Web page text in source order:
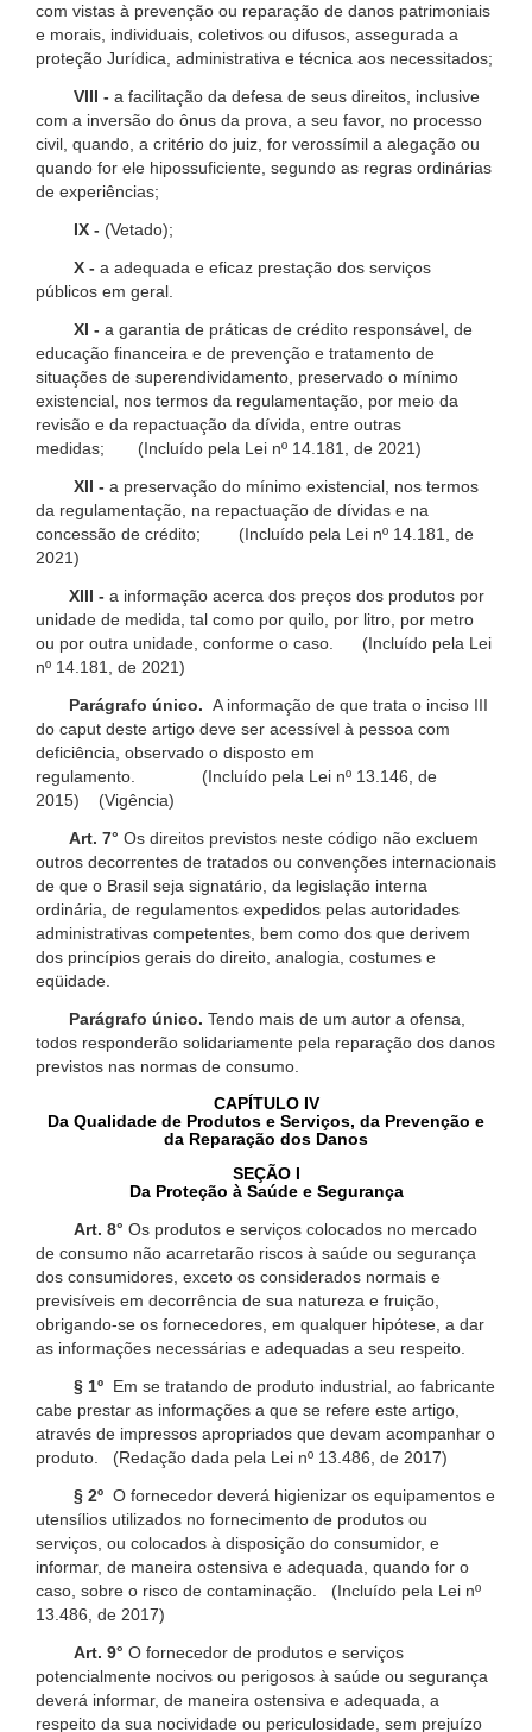
com vistas à prevenção ou reparação de danos patrimoniais
e morais, individuais, coletivos ou difusos, assegurada a
proteção Jurídica, administrativa e técnica aos necessitados;
VIII - a facilitação da defesa de seus direitos, inclusive
com a inversão do ônus da prova, a seu favor, no processo
civil, quando, a critério do juiz, for verossímil a alegação ou
quando for ele hipossuficiente, segundo as regras ordinárias
de experiências;
IX - (Vetado);
X - a adequada e eficaz prestação dos serviços
públicos em geral.
XI - a garantia de práticas de crédito responsável, de
educação financeira e de prevenção e tratamento de
situações de superendividamento, preservado o mínimo
existencial, nos termos da regulamentação, por meio da
revisão e da repactuação da dívida, entre outras
medidas; (Incluído pela Lei nº 14.181, de 2021)
XII - a preservação do mínimo existencial, nos termos
da regulamentação, na repactuação de dívidas e na
concessão de crédito; (Incluído pela Lei nº 14.181, de
2021)
XIII - a informação acerca dos preços dos produtos por
unidade de medida, tal como por quilo, por litro, por metro
ou por outra unidade, conforme o caso. (Incluído pela Lei
nº 14.181, de 2021)
Parágrafo único. A informação de que trata o inciso III
do caput deste artigo deve ser acessível à pessoa com
deficiência, observado o disposto em
regulamento. (Incluído pela Lei nº 13.146, de
2015) (Vigência)
Art. 7° Os direitos previstos neste código não excluem
outros decorrentes de tratados ou convenções internacionais
de que o Brasil seja signatário, da legislação interna
ordinária, de regulamentos expedidos pelas autoridades
administrativas competentes, bem como dos que derivem
dos princípios gerais do direito, analogia, costumes e
eqüidade.
Parágrafo único. Tendo mais de um autor a ofensa,
todos responderão solidariamente pela reparação dos danos
previstos nas normas de consumo.
CAPÍTULO IV
Da Qualidade de Produtos e Serviços, da Prevenção e
da Reparação dos Danos
SEÇÃO I
Da Proteção à Saúde e Segurança
Art. 8° Os produtos e serviços colocados no mercado
de consumo não acarretarão riscos à saúde ou segurança
dos consumidores, exceto os considerados normais e
previsíveis em decorrência de sua natureza e fruição,
obrigando-se os fornecedores, em qualquer hipótese, a dar
as informações necessárias e adequadas a seu respeito.
§ 1º Em se tratando de produto industrial, ao fabricante
cabe prestar as informações a que se refere este artigo,
através de impressos apropriados que devam acompanhar o
produto. (Redação dada pela Lei nº 13.486, de 2017)
§ 2º O fornecedor deverá higienizar os equipamentos e
utensílios utilizados no fornecimento de produtos ou
serviços, ou colocados à disposição do consumidor, e
informar, de maneira ostensiva e adequada, quando for o
caso, sobre o risco de contaminação. (Incluído pela Lei nº
13.486, de 2017)
Art. 9° O fornecedor de produtos e serviços
potencialmente nocivos ou perigosos à saúde ou segurança
deverá informar, de maneira ostensiva e adequada, a
respeito da sua nocividade ou periculosidade, sem prejuízo